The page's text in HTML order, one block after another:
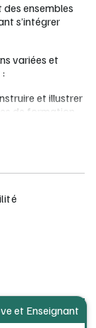
ensembles
s’intégrer
variées et
et illustrer
de formation,
pour
et Enseignant